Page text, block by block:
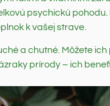
psychickú
k vašej strave.
a chutné. Môžete
prírody – ich